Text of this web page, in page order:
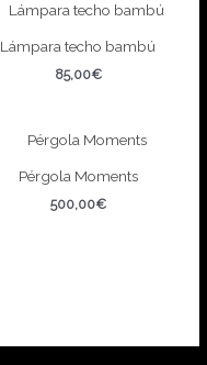
Lámpara techo bambú
85,00€
Pérgola Moments
500,00€